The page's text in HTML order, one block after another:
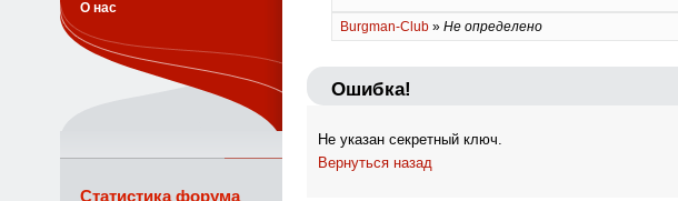
Burgman-Club» Не определено
Ошибка!
Не указан секретный ключ.
Вернуться назад
О нас
Статистика форума